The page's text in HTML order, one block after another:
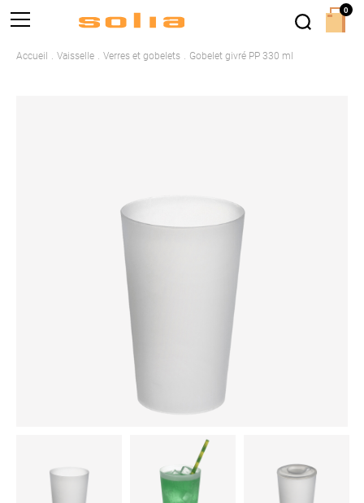
Accueil Vaisselle Verres et gobelets Gobelet givré PP 330 ml
0